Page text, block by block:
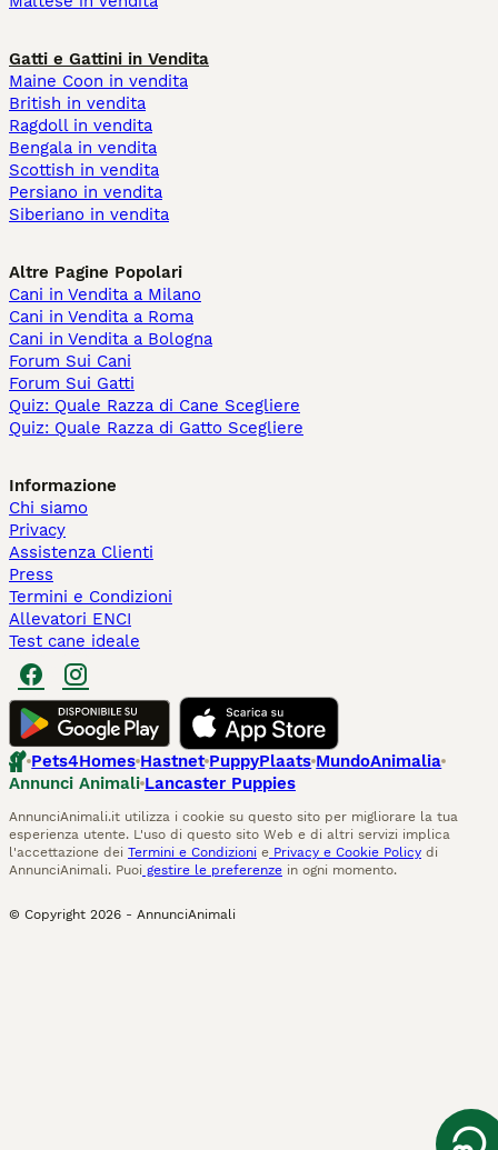
Gatti e Gattini in Vendita
Maine Coon in vendita
British in vendita
Ragdoll in vendita
Bengala in vendita
Scottish in vendita
Persiano in vendita
Siberiano in vendita
Altre Pagine Popolari
Cani in Vendita a Milano
Cani in Vendita a Roma
Cani in Vendita a Bologna
Forum Sui Cani
Forum Sui Gatti
Quiz: Quale Razza di Cane Scegliere
Quiz: Quale Razza di Gatto Scegliere
Informazione
Chi siamo
Privacy
Assistenza Clienti
Press
Termini e Condizioni
Allevatori ENCI
Test cane ideale
Pets4Homes Hastnet PuppyPlaats MundoAnimalia
Annunci Animali Lancaster Puppies
AnnunciAnimali.it utilizza i cookie su questo sito per migliorare la tua
esperienza utente. L'uso di questo sito Web e di altri servizi implica
l'accettazione dei Termini e Condizioni e Privacy e Cookie Policy di
AnnunciAnimali. Puoi gestire le preferenze in ogni momento.
© Copyright 2026 - AnnunciAnimali